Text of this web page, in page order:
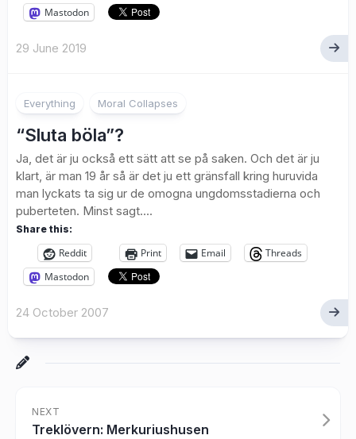
Mastodon
29 June 2019
Everything Moral Collapses
“Sluta böla”?
Ja, det är ju också ett sätt att se på saken. Och det är ju
klart, är man 19 år så är det ju ett gränsfall kring huruvida
man lyckats ta sig ur de omogna ungdomsstadierna och
puberteten. Minst sagt....
Share this:
Reddit Print Email
Threads
Mastodon
24 October 2007
NEXT
Treklövern: Merkuriushusen